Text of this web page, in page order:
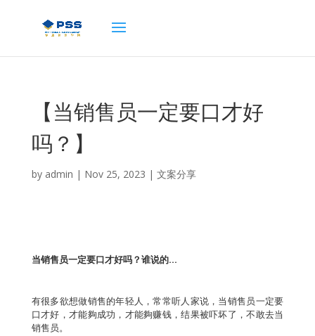
【当销售员一定要口才好
吗？】
by admin | Nov 25, 2023 | 文案分享
当销售员一定要口才好吗？谁说的…
有很多欲想做销售的年轻人，常常听人家说，当销售员一定要
口才好，才能夠成功，才能夠赚钱，结果被吓坏了，不敢去当
销售员。